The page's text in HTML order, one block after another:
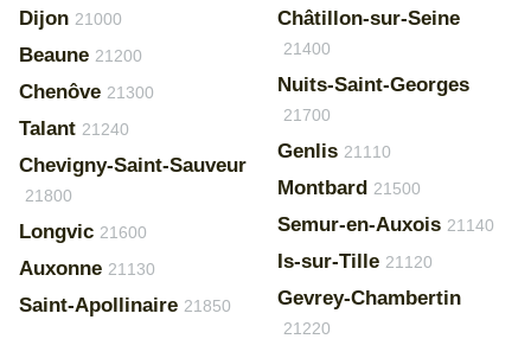
Dijon 21000
Beaune 21200
Chenôve 21300
Talant 21240
Chevigny-Saint-Sauveur
21800
Longvic 21600
Auxonne 21130
Saint-Apollinaire 21850
Châtillon-sur-Seine
21400
Nuits-Saint-Georges
21700
Genlis 21110
Montbard 21500
Semur-en-Auxois 21140
Is-sur-Tille 21120
Gevrey-Chambertin
21220